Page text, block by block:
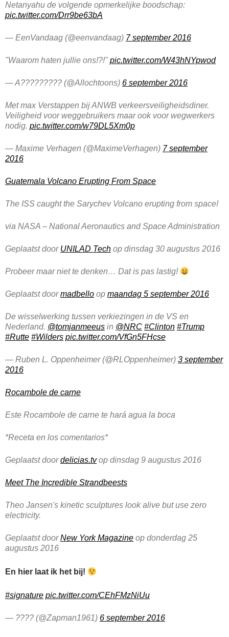
Netanyahu de volgende opmerkelijke boodschap:
pic.twitter.com/Drr9be63bA
— EenVandaag (@eenvandaag) 7 september 2016
"Waarom haten jullie ons!?!" pic.twitter.com/W43hNYpwod
— A????????? (@Allochtoons) 6 september 2016
Met max Verstappen bij ANWB verkeersveiligheidsdiner.
Veiligheid voor weggebruikers maar ook voor wegwerkers
nodig. pic.twitter.com/w79DL5Xm0p
— Maxime Verhagen (@MaximeVerhagen) 7 september
2016
Guatemala Volcano Erupting From Space
The ISS caught the Sarychev Volcano erupting from space!
via NASA – National Aeronautics and Space Administration
Geplaatst door UNILAD Tech op dinsdag 30 augustus 2016
Probeer maar niet te denken… Dat is pas lastig!
Geplaatst doormadbello op maandag 5 september 2016
De wisselwerking tussen verkiezingen in de VS en
Nederland. @tomjanmeeus in @NRC #Clinton #Trump
#Rutte #Wilders pic.twitter.com/VfGn5FHcse
— Ruben L. Oppenheimer (@RLOppenheimer) 3 september
2016
Rocambole de carne
Este Rocambole de carne te hará agua la boca
*Receta en los comentarios*
Geplaatst doordelicias.tvop dinsdag 9 augustus 2016
Meet The Incredible Strandbeests
Theo Jansen's kinetic sculptures look alive but use zero
electricity.
Geplaatst doorNew York Magazine op donderdag 25
augustus 2016
En hier laat ik het bij!
#signature pic.twitter.com/CEhFMzNiUu
— ???? (@Zapman1961) 6 september 2016